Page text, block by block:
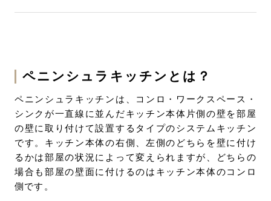
ペニンシュラキッチンとは？
ペニンシュラキッチンは、コンロ・ワークスペース・
シンクが一直線に並んだキッチン本体片側の壁を部屋
の壁に取り付けて設置するタイプのシステムキッチン
です。キッチン本体の右側、左側のどちらを壁に付け
るかは部屋の状況によって変えられますが、どちらの
場合も部屋の壁面に付けるのはキッチン本体のコンロ
側です。